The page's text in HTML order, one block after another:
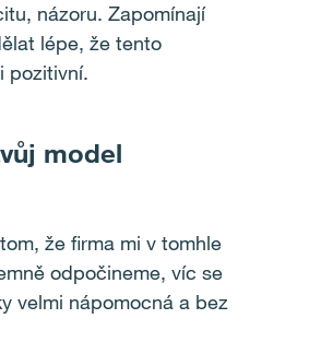
názoru. Zapomínají
lépe, že tento
pozitivní.
model
že firma mi v tomhle
odpočineme, víc se
velmi nápomocná a bez